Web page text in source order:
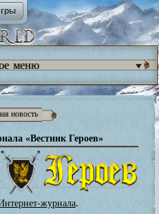
меню
новость
«Вестник Героев»
журнала.